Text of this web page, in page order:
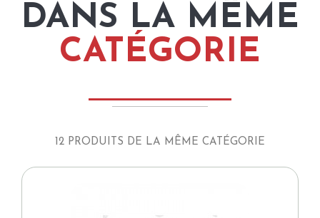
DANS LA MÊME
CATÉGORIE
12 PRODUITS DE LA MÊME CATÉGORIE